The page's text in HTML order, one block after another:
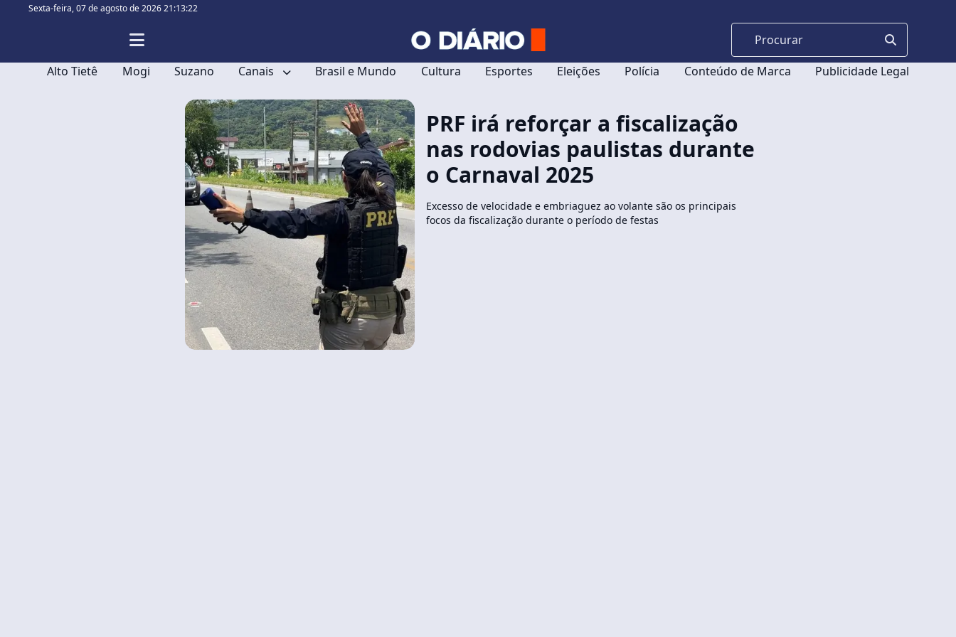
Sexta-feira,07 de agosto de 2026 21:13:22
Alto Tietê Mogi Suzano Canais Brasil e Mundo Cultura Esportes Eleições Polícia Conteúdo de Marca Publicidade Legal
PRF irá reforçar a fiscalização
nas rodovias paulistas durante
o Carnaval 2025
Excesso de velocidade e embriaguez ao volante são os principais
focos da fiscalização durante o período de festas